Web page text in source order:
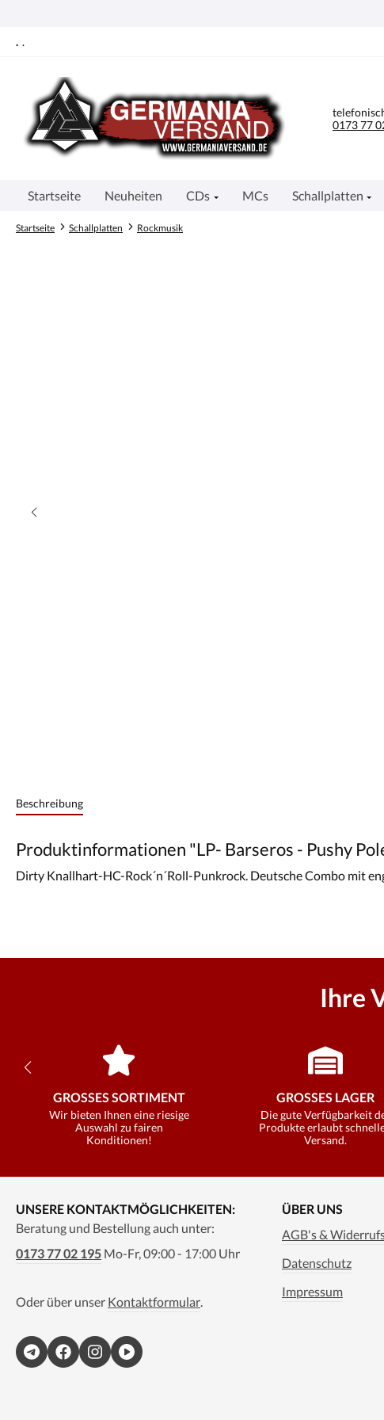
. .
0173 77
Startseite Neuheiten CDs MCs Schallplatten
Startseite Schallplatten Rockmusik
Beschreibung
Produktinformationen "LP- Barseros - Pushy
Dirty Knallhart-HC-Rock´n´Roll-Punkrock. Deutsche Combo mit
Ihre
GROSSES SORTIMENT
Wir bieten Ihnen eine riesige
Auswahl zu fairen
Konditionen!
GROSSES LAGER
Die gute Verfügbarkeit
Produkte erlaubt
Versand.
UNSERE KONTAKTMÖGLICHKEITEN:
Beratung und Bestellung auch unter:
0173 77 02 195 Mo-Fr, 09:00 - 17:00 Uhr
Oder über unser Kontaktformular.
ÜBER UNS
AGB's &
Datenschutz
Impressum